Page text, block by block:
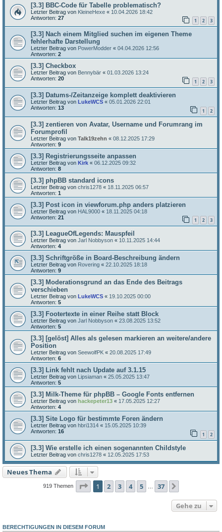
[3.3] BBC-Code für Tabelle problematisch?
Letzter Beitrag von KleineHexe « 10.04.2026 18:42
Antworten: 27 1 2 3
[3.3] Nach einem Mitglied suchen im eigenen Theme
fehlerhafte Darstellung
Letzter Beitrag von PowerModder « 04.04.2026 12:56
Antworten: 2
[3.3] Checkbox
Letzter Beitrag von Bennybär « 01.03.2026 13:24
Antworten: 20 1 2 3
[3.3] Datums-/Zeitanzeige komplett deaktivieren
Letzter Beitrag von LukeWCS « 05.01.2026 22:01
Antworten: 13 1 2
[3.3] zentieren von Avatar, Username und Forumrang im
Forumprofil
Letzter Beitrag von Talk19zehn « 08.12.2025 17:29
Antworten: 9
[3.3] Registrierungsseite anpassen
Letzter Beitrag von Kirk « 06.12.2025 09:32
Antworten: 8
[3.3] phpBB standard icons
Letzter Beitrag von chris1278 « 18.11.2025 06:57
Antworten: 1
[3.3] Post icon in viewforum.php anders platzieren
Letzter Beitrag von HAL9000 « 18.11.2025 04:18
Antworten: 21 1 2 3
[3.3] LeagueOfLegends: Mauspfeil
Letzter Beitrag von Jarl Nobbyson « 10.11.2025 14:44
Antworten: 4
[3.3] Schriftgröße in Board-Beschreibung ändern
Letzter Beitrag von Rovering « 22.10.2025 18:18
Antworten: 9
[3.3] Moderationsgrund an das Ende des Beitrags
verschieben
Letzter Beitrag von LukeWCS « 19.10.2025 00:00
Antworten: 5
[3.3] Footertexte in einer Reihe statt Block
Letzter Beitrag von Jarl Nobbyson « 23.08.2025 13:52
Antworten: 5
[3.3] [gelöst] Alles als gelesen markieren an weitere/andere
Position
Letzter Beitrag von SeewolfPK « 20.08.2025 17:49
Antworten: 6
[3.3] Link fehlt nach Update auf 3.1.15
Letzter Beitrag von Lipsiaman « 25.05.2025 13:47
Antworten: 5
[3.3] Milk-Theme für phpBB – Google Fonts entfernen
Letzter Beitrag von hackepeter13 « 17.05.2025 12:27
Antworten: 4
[3.3] Site Logo für bestimmte Foren ändern
Letzter Beitrag von hbri1314 « 15.05.2025 10:39
Antworten: 16 1 2
[3.3] Wie erstelle ich einen sogenannten Childstyle
Letzter Beitrag von chris1278 « 12.05.2025 17:53
Neues Thema
919 Themen Seite 1von 37
1 2 3 4 5 37
Gehe zu
BERECHTIGUNGEN IN DIESEM FORUM